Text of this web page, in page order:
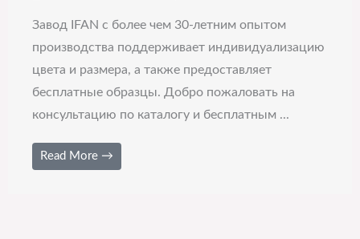
Завод IFAN с более чем 30-летним опытом
производства поддерживает индивидуализацию
цвета и размера, а также предоставляет
бесплатные образцы. Добро пожаловать на
консультацию по каталогу и бесплатным ...
Read More →